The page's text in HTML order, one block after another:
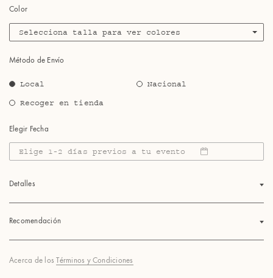
Color
Selecciona talla para ver colores
Método de Envío
Local Nacional
Recoger en tienda
Elegir Fecha
Elige 1-2 días previos a tu evento
Detalles
Recomendación
Acerca de los Términos y Condiciones